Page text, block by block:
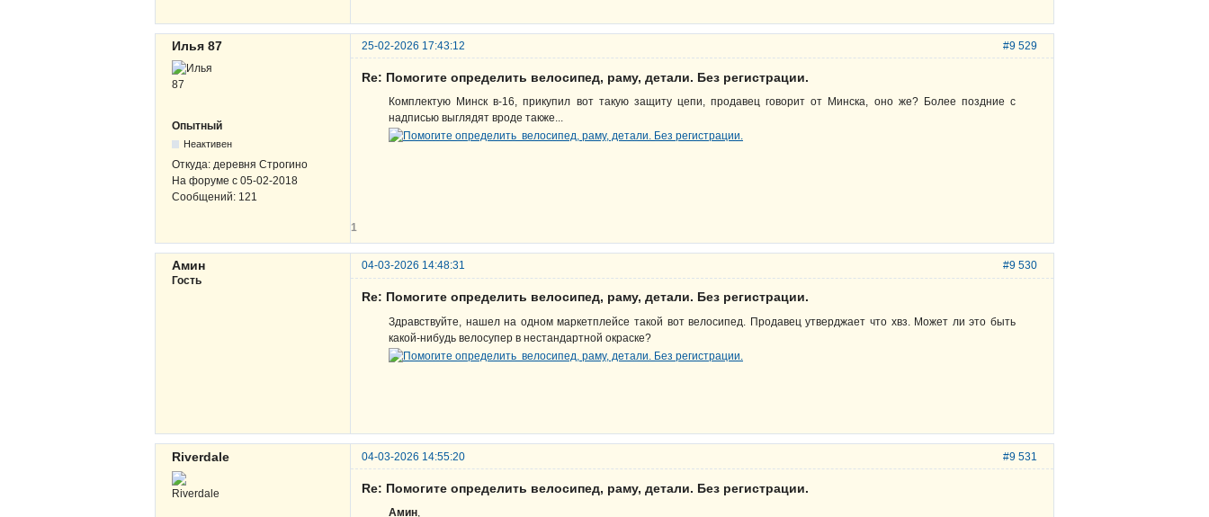
#9 529
Илья 87 25-02-2026 17:43:12
Опытный
Неактивен
Откуда: деревня Строгино
На форуме с 05-02-2018
Сообщений: 121
Re: Помогите определить велосипед, раму, детали. Без регистрации.
Комплектую Минск в-16, прикупил вот такую защиту цепи, продавец говорит от Минска, оно же? Более поздние с
надписью выглядят вроде также...
1
#9 530
Амин
04-03-2026 14:48:31
Гость
Re: Помогите определить велосипед, раму, детали. Без регистрации.
Здравствуйте, нашел на одном маркетплейсе такой вот велосипед. Продавец утверджает что хвз. Может ли это быть
какой-нибудь велосупер в нестандартной окраске?
#9 531
Riverdale 04-03-2026 14:55:20
Re: Помогите определить велосипед, раму, детали. Без регистрации.
Амин,